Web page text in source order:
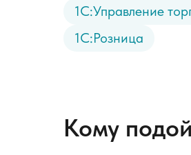
1С:Управление
1С:Розница
Кому